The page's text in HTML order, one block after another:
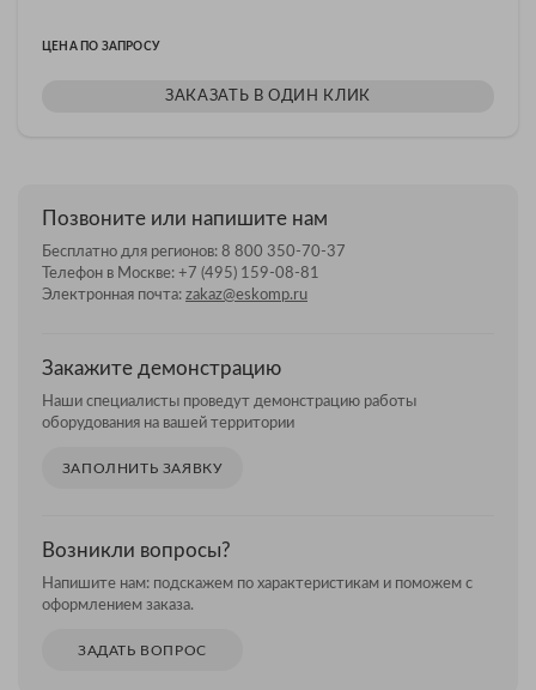
ЦЕНА ПО ЗАПРОСУ
ЗАКАЗАТЬ В ОДИН КЛИК
Позвоните или напишите нам
Бесплатно для регионов: 8 800 350-70-37
Телефон в Москве: +7 (495) 159-08-81
Электронная почта: zakaz@eskomp.ru
Закажите демонстрацию
Наши специалисты проведут демонстрацию работы
оборудования на вашей территории
ЗАПОЛНИТЬ ЗАЯВКУ
Возникли вопросы?
Напишите нам: подскажем по характеристикам и поможем с
оформлением заказа.
ЗАДАТЬ ВОПРОС